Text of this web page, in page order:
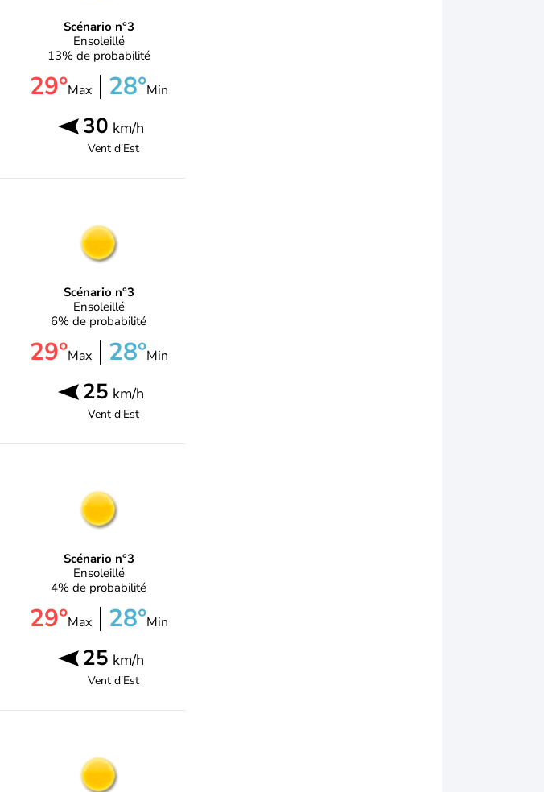
Scénario n°3
Ensoleillé
13% de probabilité
29°Max 28°Min
30 km/h
Vent d'Est
Scénario n°3
Ensoleillé
6% de probabilité
29°Max 28°Min
25 km/h
Vent d'Est
Scénario n°3
Ensoleillé
4% de probabilité
29°Max 28°Min
25 km/h
Vent d'Est